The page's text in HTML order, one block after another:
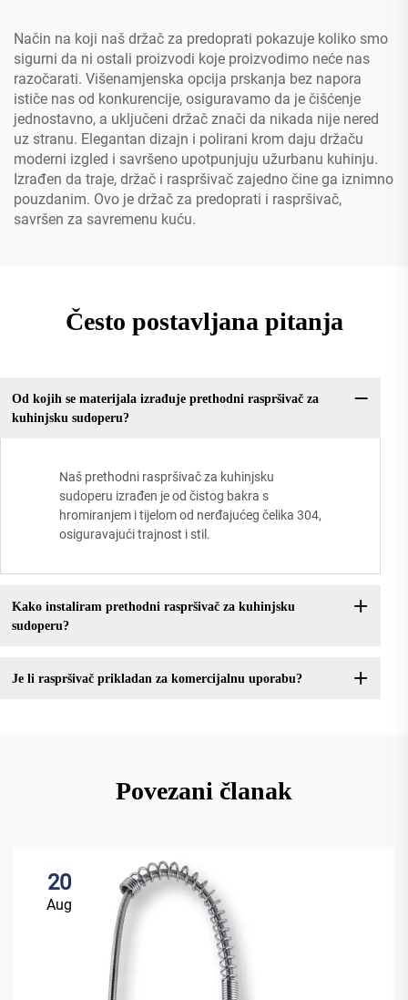
Način na koji naš držač za predoprati pokazuje koliko smo
sigurni da ni ostali proizvodi koje proizvodimo neće nas
razočarati. Višenamjenska opcija prskanja bez napora
ističe nas od konkurencije, osiguravamo da je čišćenje
jednostavno, a uključeni držač znači da nikada nije nered
uz stranu. Elegantan dizajn i polirani krom daju držaču
moderni izgled i savršeno upotpunjuju užurbanu kuhinju.
Izrađen da traje, držač i raspršivač zajedno čine ga iznimno
pouzdanim. Ovo je držač za predoprati i raspršivač,
savršen za savremenu kuću.
Često postavljana pitanja
Od kojih se materijala izrađuje prethodni raspršivač za
kuhinjsku sudoperu?
Naš prethodni raspršivač za kuhinjsku
sudoperu izrađen je od čistog bakra s
hromiranjem i tijelom od nerđajućeg čelika 304,
osiguravajući trajnost i stil.
Kako instaliram prethodni raspršivač za kuhinjsku
sudoperu?
Je li raspršivač prikladan za komercijalnu uporabu?
Povezani članak
20
Aug